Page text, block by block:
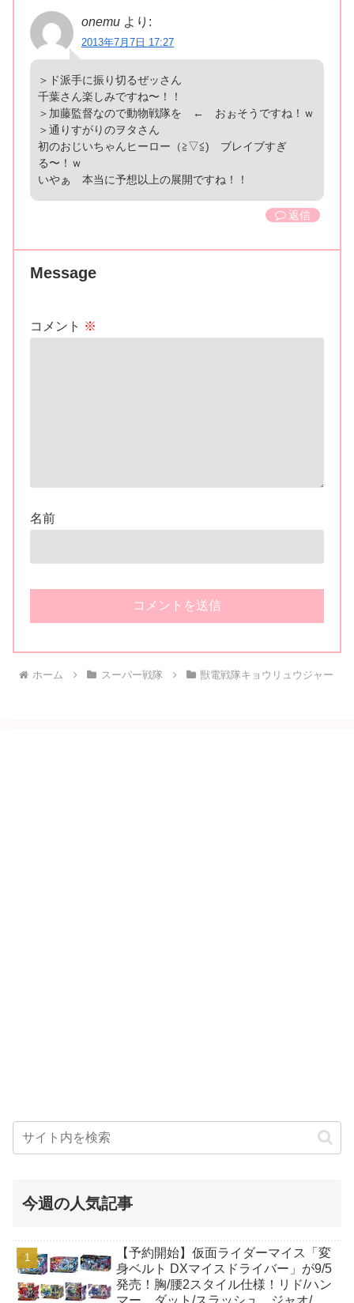
onemu より:
2013年7月7日 17:27
＞ド派手に振り切るぜッさん
千葉さん楽しみですね〜！！
＞加藤監督なので動物戦隊を ← おぉそうですね！ｗ
＞通りすがりのヲタさん
初のおじいちゃんヒーロー（≧▽≦) ブレイブすぎ
る〜！ｗ
いやぁ 本当に予想以上の展開ですね！！
返信
Message
コメント ※
名前
ホーム スーパー戦隊 獣電戦隊キョウリュウジャー
今週の人気記事
【予約開始】仮面ライダーマイス「変
身ベルト DXマイスドライバー」が9/5
発売！胸/腰2スタイル仕様！リド/ハン
マー、ダット/スラッシュ、ジャオ/バ